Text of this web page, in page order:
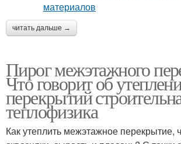
читать дальше →
Пирог межэтажного
Что говорит об
перекрытий
теплофизика
Как утеплить межэтажное перекрытие,